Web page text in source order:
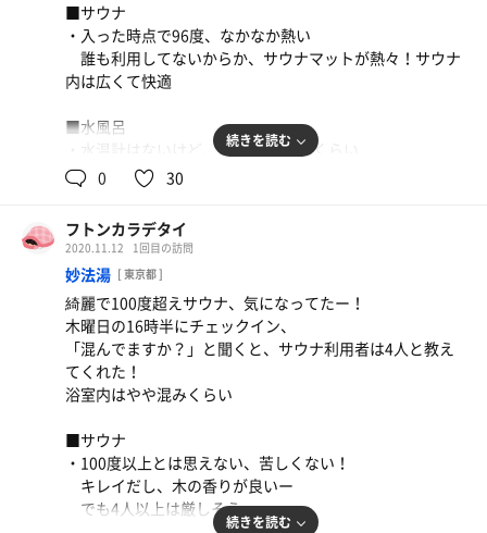
露天風呂がある銭湯が好きだー！！
フトンカラデテヨカッタ度：★★★
■サウナ
・入った時点で96度、なかなか熱い
誰も利用してないからか、サウナマットが熱々！サウナ
内は広くて快適
■水風呂
・水温計はないけど、体感13〜15度くらい
かなりキンキンで染みる〜！
スタッフさんに温度確認すると、17〜18度とのこと、い
やもっと冷たいよ！
■■感想■■
安心のドーミーインのサウナ
ここは動線も素晴らしく、水風呂とサウナが向かい合わせ
でそこにベンチもある！
でもオススメは露天風呂での外気浴！
空いている時限定だけど、露天風呂のヘリに座って、かな
り冷たい釧路の風、最高！！
フトンカラデテヨカッタ度：★★★
続きを読む
0 30
フトンカラデタイ
2020.11.12 1回目の訪問
妙法湯 [ 東京都 ]
綺麗で100度超えサウナ、気になってたー！
木曜日の16時半にチェックイン、
「混んでますか？」と聞くと、サウナ利用者は4人と教え
てくれた！
浴室内はやや混みくらい
■サウナ
・100度以上とは思えない、苦しくない！
キレイだし、木の香りが良いー
でも4人以上は厳しそう...
続きを読む